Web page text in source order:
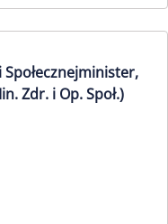
Zdr. i Op. Społ.)